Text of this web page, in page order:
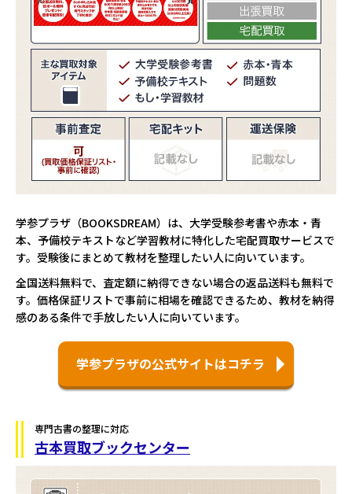
学参プラザ（BOOKSDREAM）は、大学受験参考書や赤本・青
本、予備校テキストなど学習教材に特化した宅配買取サービスで
す。受験後にまとめて教材を整理したい人に向いています。
全国送料無料で、査定額に納得できない場合の返品送料も無料で
す。価格保証リストで事前に相場を確認できるため、教材を納得
感のある条件で手放したい人に向いています。
学参プラザの公式サイトはコチラ
専門古書の整理に対応
古本買取ブックセンター